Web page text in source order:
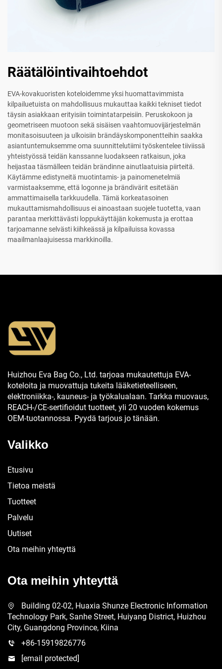
Räätälöintivaihtoehdot
EVA-kovakuoristen koteloidemme yksi huomattavimmista
kilpailuetuista on mahdollisuus mukauttaa kaikki tekniset tiedot
täysin asiakkaan erityisiin toimintatarpeisiin. Peruskokoon ja
geometriseen muotoon sekä sisäisen vaahtomuovijärjestelmän
monitasoisuuteen ja ulkoisiin brändäyskomponentteihin saakka
asiantuntemuksemme oma suunnittelutiimi työskentelee tiiviissä
yhteistyössä teidän kanssanne luodakseen ratkaisun, joka
heijastaa täsmälleen teidän brändinne ainutlaatuisia piirteitä.
Käytämme edistyneitä muotintamis- ja painomenetelmiä
varmistaaksemme, että logonne ja brändivärit esitetään
ammattimaisella tarkkuudella. Tämä korkeatasoinen
mukauttamismahdollisuus ei ainoastaan suojele tuotetta, vaan
parantaa merkittävästi loppukäyttäjän kokemusta ja erottaa
tarjoamanne selvästi kiihkeässä ja kilpailuissa kovassa
maailmanlaajuisessa markkinoilla.
Huizhou Eva Bag Co., Ltd. tarjoaa mukautettuja EVA-
koteloita ja muovattuja tukeita lääketieteelliseen,
elektroniikka-, kauneus- ja työkalualaan. Tarkka muovaus,
REACH-/CE-sertifioidut tuotteet, yli 20 vuoden kokemus
OEM-tuotannossa. Pyydä tarjous jo tänään.
Valikko
Etusivu
Tietoa meistä
Tuotteet
Palvelu
Uutiset
Ota meihin yhteyttä
Ota meihin yhteyttä
Building 02-02, Huaxia Shunze Electronic Information
Technology Park, Sanhe Street, Huiyang District, Huizhou
City, Guangdong Province, Kiina
+86-15919826776
[email protected]